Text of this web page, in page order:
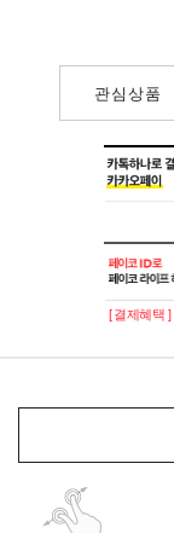
관심상품
[ 결제혜택 ]